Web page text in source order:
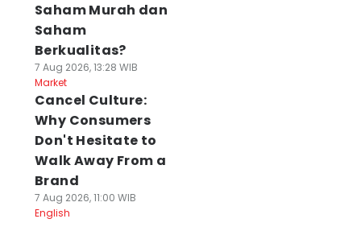
Saham Murah dan
Saham
Berkualitas?
7 Aug 2026, 13:28 WIB
Market
Cancel Culture:
Why Consumers
Don't Hesitate to
Walk Away From a
Brand
7 Aug 2026, 11:00 WIB
English